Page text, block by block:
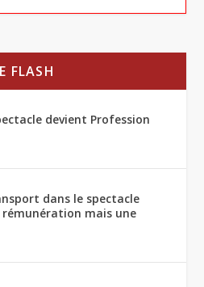
FLASH
devient Profession
dans le spectacle
rémunération mais une